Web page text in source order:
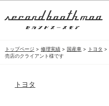
トップページ > 修理実績 > 国産車 > トヨタ >
売店のクライアント様です
トヨタ